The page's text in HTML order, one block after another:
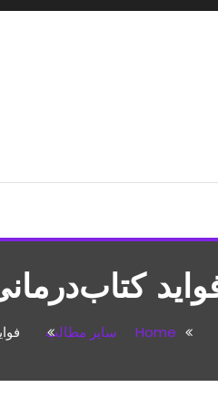
Home سایر مطالب